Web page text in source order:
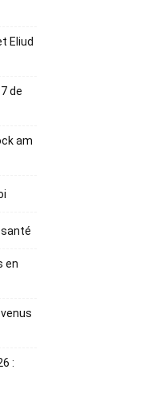
Eliud
de
am
santé
en
: